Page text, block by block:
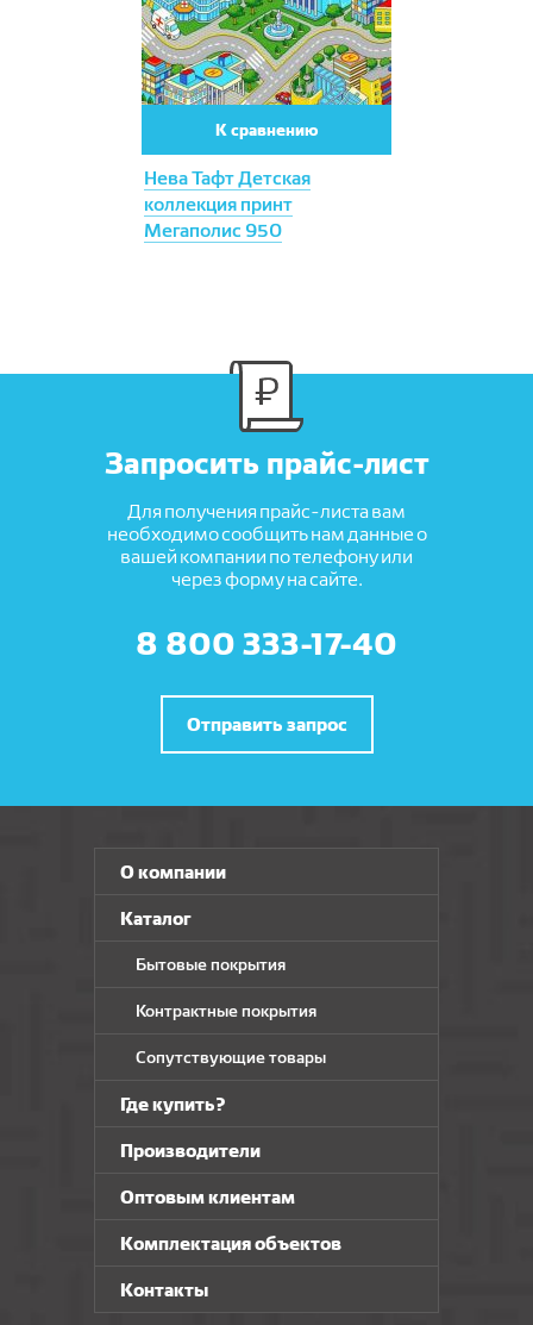
Нева Тафт Детская
коллекция принт
Мегаполис 950
К сравнению
Запросить прайс-лист
Для получения прайс-листа вам
необходимо сообщить нам данные о
вашей компании по телефону или
через форму на сайте.
8 800 333-17-40
Отправить запрос
О компании
Каталог
Бытовые покрытия
Контрактные покрытия
Сопутствующие товары
Где купить?
Производители
Оптовым клиентам
Комплектация объектов
Контакты